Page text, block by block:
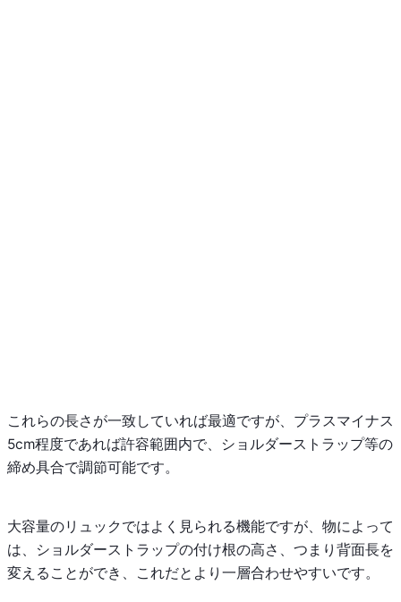
これらの長さが一致していれば最適ですが、プラスマイナス
5cm程度であれば許容範囲内で、ショルダーストラップ等の
締め具合で調節可能です。
大容量のリュックではよく見られる機能ですが、物によって
は、ショルダーストラップの付け根の高さ、つまり背面長を
変えることができ、これだとより一層合わせやすいです。